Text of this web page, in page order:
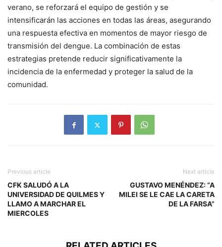
verano, se reforzará el equipo de gestión y se
intensificarán las acciones en todas las áreas, asegurando
una respuesta efectiva en momentos de mayor riesgo de
transmisión del dengue. La combinación de estas
estrategias pretende reducir significativamente la
incidencia de la enfermedad y proteger la salud de la
comunidad.
Previous article
CFK SALUDÓ A LA
UNIVERSIDAD DE QUILMES Y
LLAMO A MARCHAR EL
MIERCOLES
Next article
GUSTAVO MENÉNDEZ: “A
MILEI SE LE CAE LA CARETA
DE LA FARSA”